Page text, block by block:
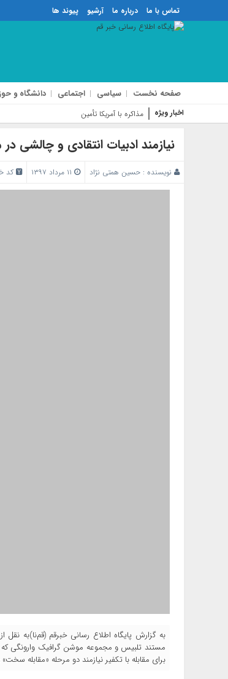
تماس با ما درباره ما آرشیو پیوند ها
صفحه نخست سیاسی اجتماعی دانشگاه و
اخبار ویژه مذاکره با آمریکا تأمین‌کننده صلاح امت
نیازمند ادبیات انتقادی و چالشی
نویسنده : حسین همتی نژاد کد خبر
به گزارش پایگاه اطلاع‌ رسانی خبرقم (قم‌نا)به
مستند تلبیس و مجموعه موشن گرافیک وارونگی که
برای مقابله با تکفیر نیازمند دو مرحله «مقابله سخت»